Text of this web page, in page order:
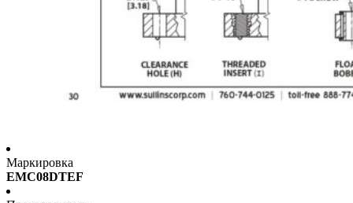
Маркировка
EMC08DTEF